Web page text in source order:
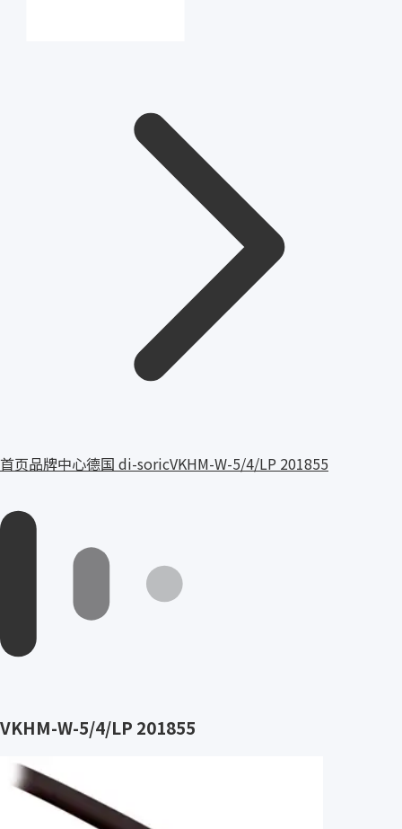
首页品牌中心德国 di-soricVKHM-W-5/4/LP 201855
VKHM-W-5/4/LP 201855